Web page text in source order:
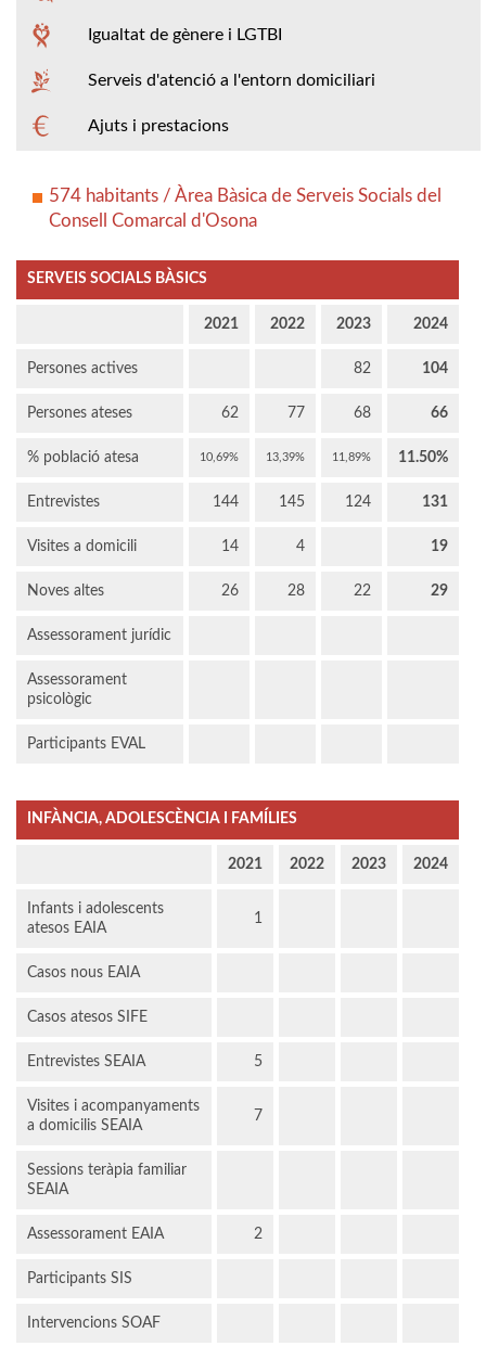
Igualtat de gènere i LGTBI
Serveis d'atenció a l'entorn domiciliari
Ajuts i prestacions
574 habitants / Àrea Bàsica de Serveis Socials del
Consell Comarcal d'Osona
SERVEIS SOCIALS BÀSICS
2021 2022 2023 2024
Persones actives 82 104
Persones ateses 62 77 68 66
% població atesa 10,69% 13,39% 11,89% 11.50%
Entrevistes 144 145 124 131
Visites a domicili 14 4 19
Noves altes 26 28 22 29
Assessorament jurídic
Assessorament
psicològic
Participants EVAL
INFÀNCIA, ADOLESCÈNCIA I FAMÍLIES
2021 2022 2023 2024
Infants i adolescents
atesos EAIA
1
Casos nous EAIA
Casos atesos SIFE
Entrevistes SEAIA 5
Visites i acompanyaments
a domicilis SEAIA
7
Sessions teràpia familiar
SEAIA
Assessorament EAIA 2
Participants SIS
Intervencions SOAF